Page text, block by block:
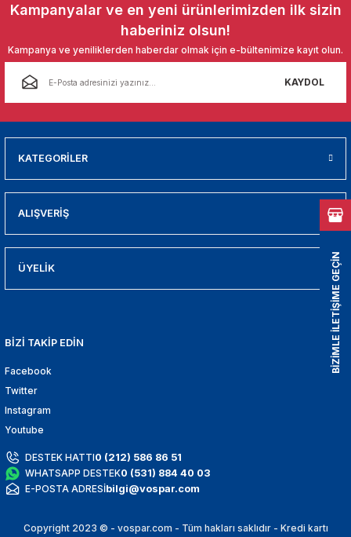
Kampanyalar ve en yeni ürünlerimizden ilk sizin
haberiniz olsun!
Kampanya ve yeniliklerden haberdar olmak için e-bültenimize kayıt olun.
KAYDOL
KATEGORİLER
ALIŞVERİŞ
ÜYELİK
BİZİ TAKİP EDİN
Facebook
Twitter
Instagram
Youtube
DESTEK HATTI0 (212) 586 86 51
WHATSAPP DESTEK0 (531) 884 40 03
E-POSTA ADRESİbilgi@vospar.com
Copyright 2023 © - vospar.com - Tüm hakları saklıdır - Kredi kartı
BİZİMLE İLETİŞİME GEÇİN